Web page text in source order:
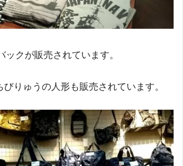
ックが販売されています。
びりゅうの人形も販売されています。